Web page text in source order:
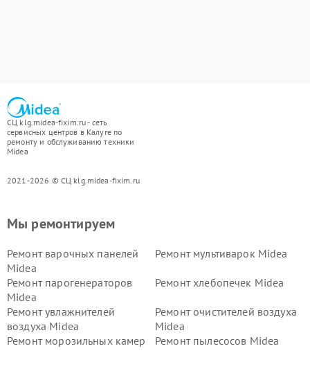
СЦ klg.midea-fixim.ru - сеть
сервисных центров в Калуге по
ремонту и обслуживанию техники
Midea
2021-2026 © СЦ klg.midea-fixim.ru
Мы ремонтируем
Ремонт варочных панелей
Midea
Ремонт мультиварок Midea
Ремонт парогенераторов
Midea
Ремонт хлебопечек Midea
Ремонт увлажнителей
воздуха Midea
Ремонт очистителей воздуха
Midea
Ремонт морозильных камер
Ремонт пылесосов Midea